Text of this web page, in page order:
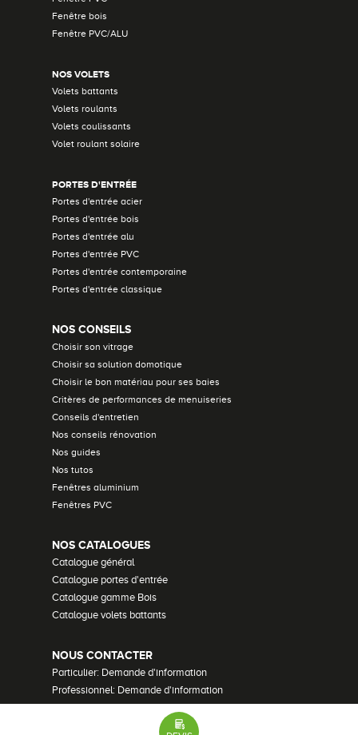
Fenêtre bois
Fenêtre PVC/ALU
NOS VOLETS
Volets battants
Volets roulants
Volets coulissants
Volet roulant solaire
PORTES D'ENTRÉE
Portes d'entrée acier
Portes d'entrée bois
Portes d'entrée alu
Portes d'entrée PVC
Portes d'entrée contemporaine
Portes d'entrée classique
NOS CONSEILS
Choisir son vitrage
Choisir sa solution domotique
Choisir le bon matériau pour ses baies
Critères de performances de menuiseries
Conseils d'entretien
Nos conseils rénovation
Nos guides
Nos tutos
Fenêtres aluminium
Fenêtres PVC
NOS CATALOGUES
Catalogue général
Catalogue portes d'entrée
Catalogue gamme Bois
Catalogue volets battants
NOUS CONTACTER
Particulier: Demande d'information
Professionnel: Demande d'information
Demander un devis